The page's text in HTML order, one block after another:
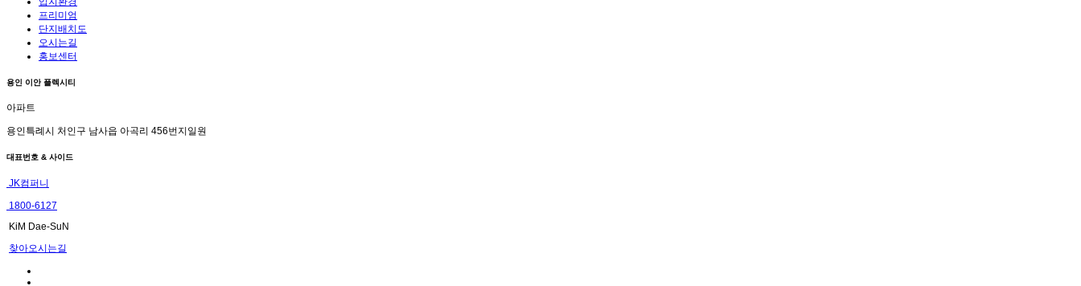
프리미엄
단지배치도
오시는길
홍보센터
용인 이안 플렉시티
아파트
용인특례시 처인구 남사읍 아곡리 456번지일원
대표번호 & 사이드
JK컴퍼니
1800-6127
KiM Dae-SuN
찾아오시는길